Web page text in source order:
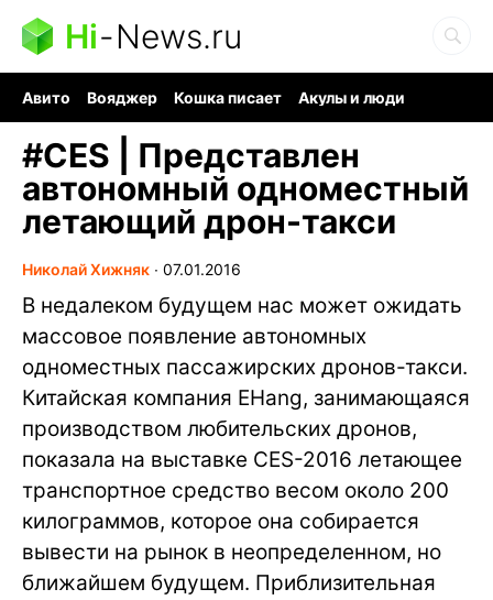
Hi-News.ru
Авито Вояджер Кошка писает
Акулы и люди
#CES | Представлен
автономный одноместный
летающий дрон-такси
Николай Хижняк ∙ 07.01.2016
В недалеком будущем нас может ожидать
массовое появление автономных
одноместных пассажирских дронов-такси.
Китайская компания EHang, занимающаяся
производством любительских дронов,
показала на выставке CES-2016 летающее
транспортное средство весом около 200
килограммов, которое она собирается
вывести на рынок в неопределенном, но
ближайшем будущем. Приблизительная